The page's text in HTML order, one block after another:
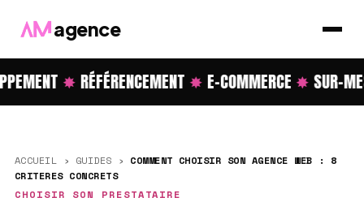
agence
✸RÉFÉRENCEMENT✸E-COMMERCE✸SUR-
ACCUEIL › GUIDES › COMMENT CHOISIR SON AGENCE WEB : 8
CRITERES CONCRETS
CHOISIR SON PRESTATAIRE